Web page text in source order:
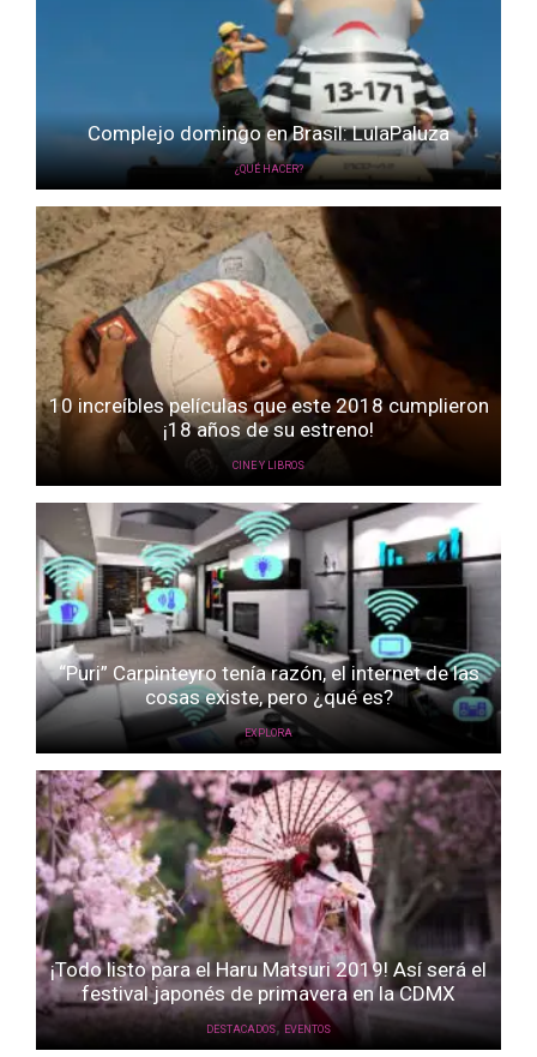
Complejo domingo en Brasil: LulaPaluza
¿QUÉ HACER?
10 increíbles películas que este 2018 cumplieron
¡18 años de su estreno!
CINE Y LIBROS
“Puri” Carpinteyro tenía razón, el internet de las
cosas existe, pero ¿qué es?
EXPLORA
¡Todo listo para el Haru Matsuri 2019! Así será el
festival japonés de primavera en la CDMX
DESTACADOS, EVENTOS